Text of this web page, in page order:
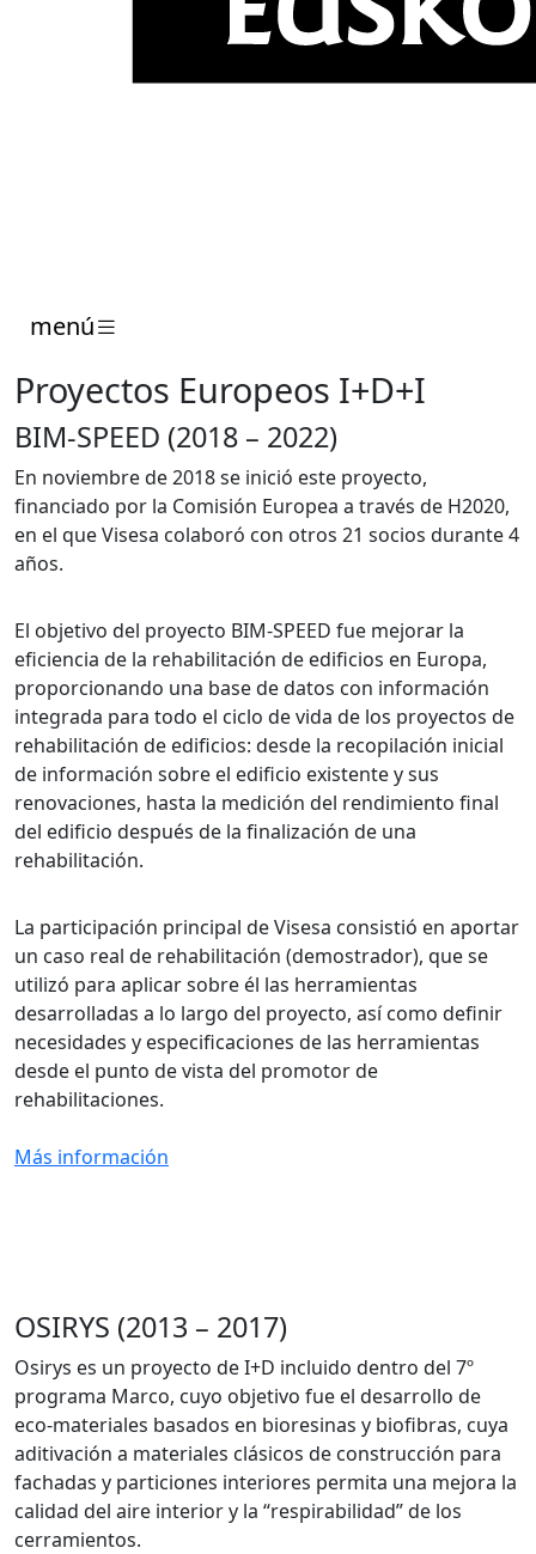
menú
Proyectos Europeos I+D+I
BIM-SPEED (2018 – 2022)
En noviembre de 2018 se inició este proyecto,
financiado por la Comisión Europea a través de H2020,
en el que Visesa colaboró con otros 21 socios durante 4
años.
El objetivo del proyecto BIM-SPEED fue mejorar la
eficiencia de la rehabilitación de edificios en Europa,
proporcionando una base de datos con información
integrada para todo el ciclo de vida de los proyectos de
rehabilitación de edificios: desde la recopilación inicial
de información sobre el edificio existente y sus
renovaciones, hasta la medición del rendimiento final
del edificio después de la finalización de una
rehabilitación.
La participación principal de Visesa consistió en aportar
un caso real de rehabilitación (demostrador), que se
utilizó para aplicar sobre él las herramientas
desarrolladas a lo largo del proyecto, así como definir
necesidades y especificaciones de las herramientas
desde el punto de vista del promotor de
rehabilitaciones.
Más información
OSIRYS (2013 – 2017)
Osirys es un proyecto de I+D incluido dentro del 7º
programa Marco, cuyo objetivo fue el desarrollo de
eco-materiales basados en bioresinas y biofibras, cuya
aditivación a materiales clásicos de construcción para
fachadas y particiones interiores permita una mejora la
calidad del aire interior y la “respirabilidad” de los
cerramientos.